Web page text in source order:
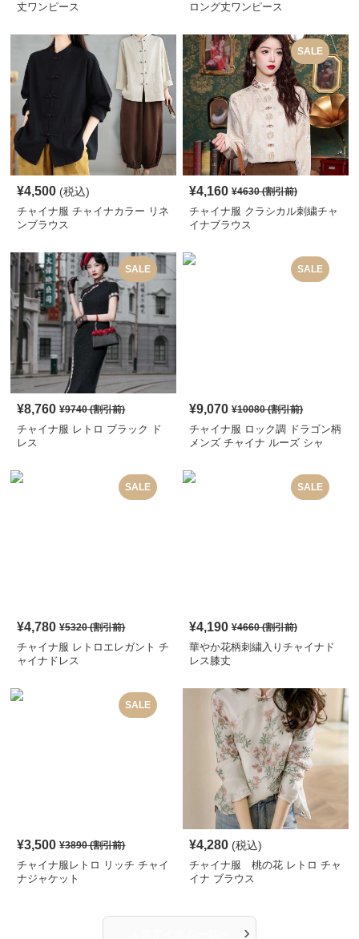
丈ワンピース
ロング丈ワンピース
¥4,500 (税込)
チャイナ服 チャイナカラー リネ
ンブラウス
SALE
¥4,160 ¥4630(割引前)
チャイナ服 クラシカル刺繍チャ
イナブラウス
SALE
¥8,760 ¥9740(割引前)
チャイナ服 レトロ ブラック ド
レス
SALE
¥9,070 ¥10080(割引前)
チャイナ服 ロック調 ドラゴン柄
メンズ チャイナ ルーズ シャ
SALE
¥4,780 ¥5320(割引前)
チャイナ服 レトロエレガント チ
ャイナドレス
SALE
¥4,190 ¥4660(割引前)
華やか花柄刺繍入りチャイナド
レス膝丈
SALE
¥3,500 ¥3890(割引前)
チャイナ服レトロ リッチ チャイ
ナジャケット
¥4,280 (税込)
チャイナ服 桃の花 レトロ チャ
イナ ブラウス
›